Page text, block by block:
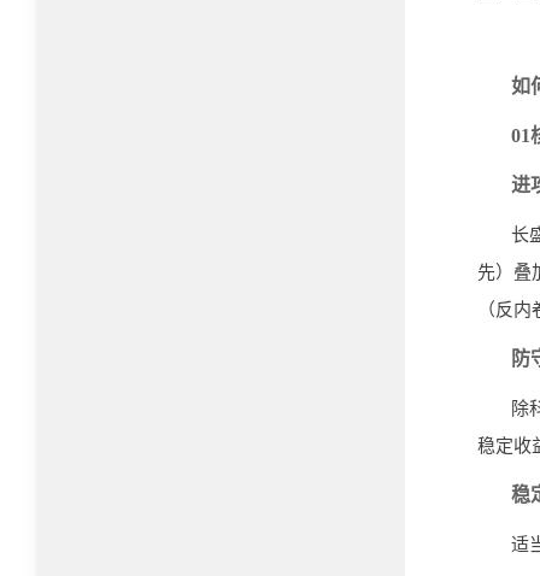
如
01
进
长
先）叠
（反
防
除
稳定收
稳
适